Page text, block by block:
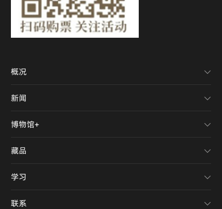
概况
新闻
博物馆+
藏品
学习
联系